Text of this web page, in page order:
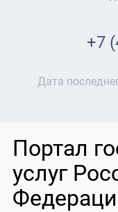
+7
Дата
Портал
услуг